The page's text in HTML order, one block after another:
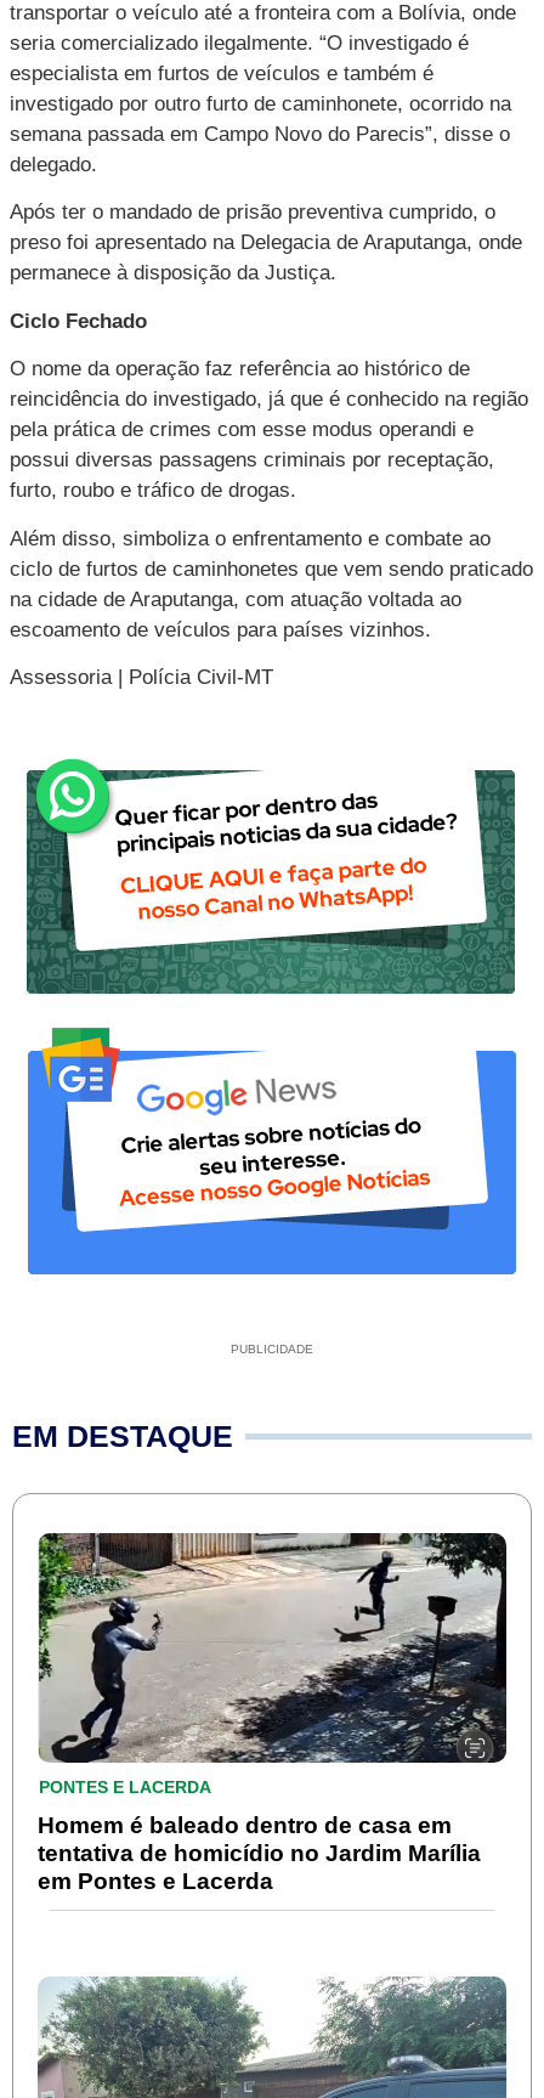
transportar o veículo até a fronteira com a Bolívia, onde
seria comercializado ilegalmente. “O investigado é
especialista em furtos de veículos e também é
investigado por outro furto de caminhonete, ocorrido na
semana passada em Campo Novo do Parecis”, disse o
delegado.
Após ter o mandado de prisão preventiva cumprido, o
preso foi apresentado na Delegacia de Araputanga, onde
permanece à disposição da Justiça.
Ciclo Fechado
O nome da operação faz referência ao histórico de
reincidência do investigado, já que é conhecido na região
pela prática de crimes com esse modus operandi e
possui diversas passagens criminais por receptação,
furto, roubo e tráfico de drogas.
Além disso, simboliza o enfrentamento e combate ao
ciclo de furtos de caminhonetes que vem sendo praticado
na cidade de Araputanga, com atuação voltada ao
escoamento de veículos para países vizinhos.
Assessoria | Polícia Civil-MT
PUBLICIDADE
EM DESTAQUE
PONTES E LACERDA
Homem é baleado dentro de casa em
tentativa de homicídio no Jardim Marília
em Pontes e Lacerda